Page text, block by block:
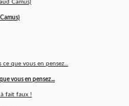
vous en pensez...